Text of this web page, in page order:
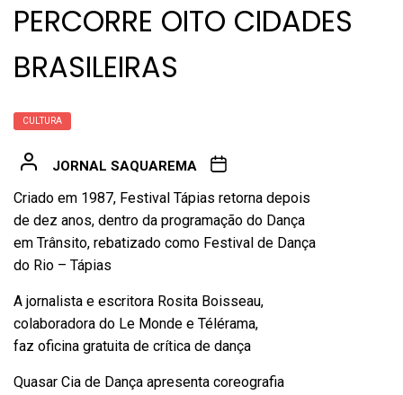
PERCORRE OITO CIDADES
BRASILEIRAS
CULTURA
JORNAL SAQUAREMA
Criado em 1987, Festival Tápias retorna depois
de dez anos, dentro da programação do Dança
em Trânsito, rebatizado como Festival de Dança
do Rio – Tápias
A jornalista e escritora Rosita Boisseau,
colaboradora do Le Monde e Télérama,
faz oficina gratuita de crítica de dança
Quasar Cia de Dança apresenta coreografia